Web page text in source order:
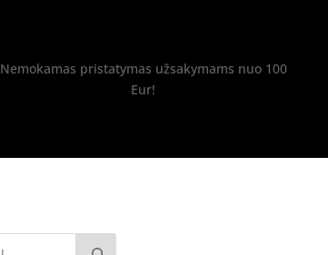
Nemokamas pristatymas užsakymams nuo 100
Eur!